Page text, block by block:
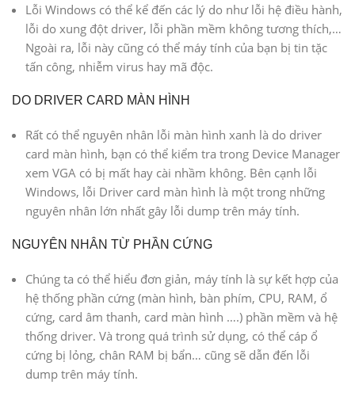
Lỗi Windows có thể kể đến các lý do như lỗi hệ điều hành,
lỗi do xung đột driver, lỗi phần mềm không tương thích,…
Ngoài ra, lỗi này cũng có thể máy tính của bạn bị tin tặc
tấn công, nhiễm virus hay mã độc.
DO DRIVER CARD MÀN HÌNH
Rất có thể nguyên nhân lỗi màn hình xanh là do driver
card màn hình, bạn có thể kiểm tra trong Device Manager
xem VGA có bị mất hay cài nhầm không. Bên cạnh lỗi
Windows, lỗi Driver card màn hình là một trong những
nguyên nhân lớn nhất gây lỗi dump trên máy tính.
NGUYÊN NHÂN TỪ PHẦN CỨNG
Chúng ta có thể hiểu đơn giản, máy tính là sự kết hợp của
hệ thống phần cứng (màn hình, bàn phím, CPU, RAM, ổ
cứng, card âm thanh, card màn hình ….) phần mềm và hệ
thống driver. Và trong quá trình sử dụng, có thể cáp ổ
cứng bị lỏng, chân RAM bị bẩn… cũng sẽ dẫn đến lỗi
dump trên máy tính.